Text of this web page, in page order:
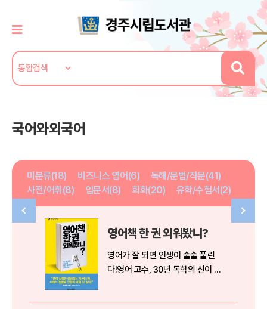
국어와외국어
미분류(18) 비즈니스 영어(6)
독해/문법/작문(41)
사전/어휘(8)
입문서(8) 회화(20) 유학/수험서(2)
영어책 한 권 외워봤니?
영어가 잘 되면 인생이 술술 풀린
다!영어 고수, 30년 독학의 신이 알